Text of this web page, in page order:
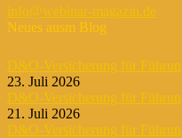
info@webinar-magazin.de
Neues ausm Blog
D&O-Versicherung für
23. Juli 2026
D&O-Versicherung für
21. Juli 2026
D&O-Versicherung für